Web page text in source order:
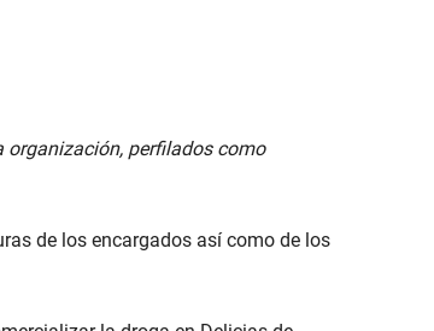
organización, perfilados como
de los encargados así como de los